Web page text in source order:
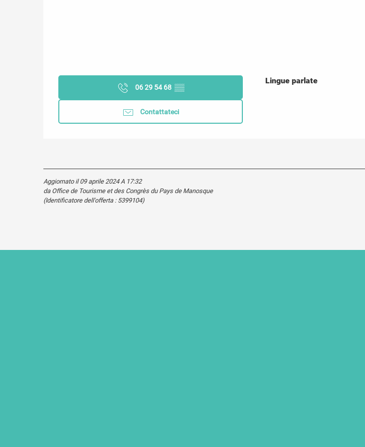
06 29 54 68 ▒▒
Contattateci
Lingue parlate
Lingue parlate
Aggiornato il 09 aprile 2024 A 17:32
da Office de Tourisme et des Congrès du Pays de Manosque
(Identificatore dell'offerta : 5399104)